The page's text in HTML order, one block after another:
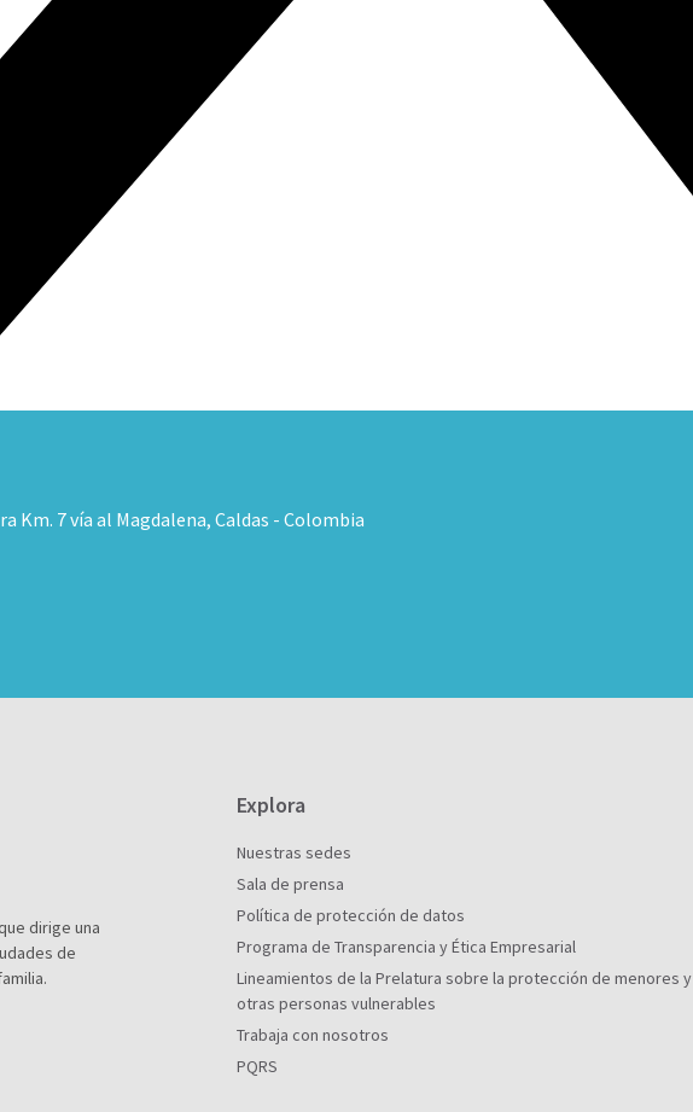
Km. 7 vía al Magdalena, Caldas - Colombia
dirige una
de
Explora
Nuestras sedes
Sala de prensa
Política de protección de datos
Programa de Transparencia y Ética Empresarial
Lineamientos de la Prelatura sobre la protección de menores y
otras personas vulnerables
Trabaja con nosotros
PQRS